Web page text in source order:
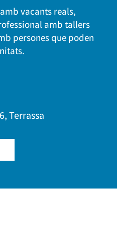
vacants reals,
amb tallers
persones que poden
Terrassa